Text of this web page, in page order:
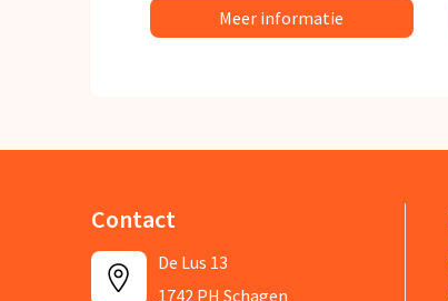
Meer informatie
Contact
De Lus 13
1742 PH Schagen